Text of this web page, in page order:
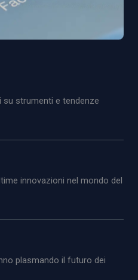
strumenti e tendenze
innovazioni nel mondo del
plasmando il futuro dei